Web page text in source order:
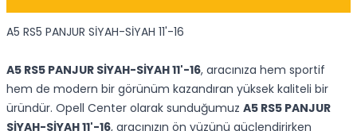
A5 RS5 PANJUR SİYAH-SİYAH 11'-16
A5 RS5 PANJUR SİYAH-SİYAH 11'-16, aracınıza hem sportif
hem de modern bir görünüm kazandıran yüksek kaliteli bir
üründür. Opell Center olarak sunduğumuz A5 RS5 PANJUR
SİYAH-SİYAH 11'-16, aracınızın ön yüzünü güçlendirirken